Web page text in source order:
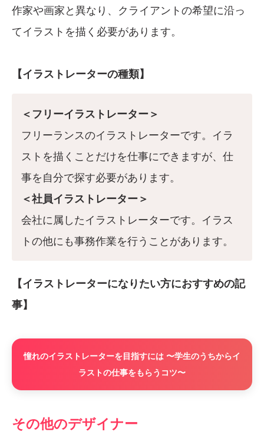
作家や画家と異なり、クライアントの希望に沿っ
てイラストを描く必要があります。
【イラストレーターの種類】
＜フリーイラストレーター＞
フリーランスのイラストレーターです。イラ
ストを描くことだけを仕事にできますが、仕
事を自分で探す必要があります。
＜社員イラストレーター＞
会社に属したイラストレーターです。イラス
トの他にも事務作業を行うことがあります。
【イラストレーターになりたい方におすすめの記
事】
憧れのイラストレーターを目指すには 〜学生のうちからイ
ラストの仕事をもらうコツ〜
その他のデザイナー